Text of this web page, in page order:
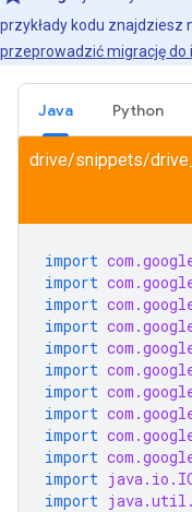
przykłady kodu znajdziesz
przeprowadzić migrację do
Java Python
import
import
import
import
import
import
import
import
import
import
import
import